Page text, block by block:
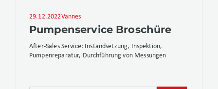
29.12.2022Vannes
Pumpenservice Broschüre
After-Sales Service: Instandsetzung, Inspektion,
Pumpenreparatur, Durchführung von Messungen